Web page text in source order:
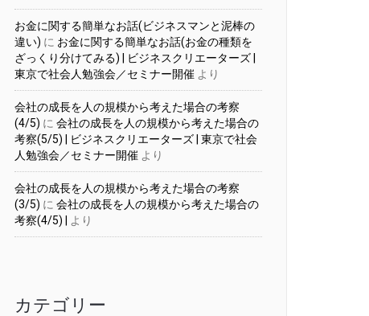
お金に関する簡単なお話(ビジネスマンと泥棒の
違い) に お金に関する簡単なお話(お金の種類を
ざっくり分けてみる) | ビジネスクリエーターズ |
東京で社会人勉強会／セミナー開催 より
会社の成長を人の規模から考えた場合の考察
(4/5) に 会社の成長を人の規模から考えた場合の
考察(5/5) | ビジネスクリエーターズ | 東京で社会
人勉強会／セミナー開催 より
会社の成長を人の規模から考えた場合の考察
(3/5) に 会社の成長を人の規模から考えた場合の
考察(4/5) |
より
カテゴリー